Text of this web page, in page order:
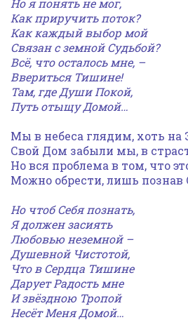
Но я понять не мог,
Как приручить поток?
Как каждый выбор мой
Связан с земной Судьбой?
Всё, что осталось мне, –
Ввериться Тишине!
Там, где Души Покой,
Путь отыщу Домой…
Мы в небеса глядим, хоть
Свой Дом забыли мы, в
Но вся проблема в том, что
Можно обрести, лишь познав
Но чтоб Себя познать,
Я должен засиять
Любовью неземной –
Душевной Чистотой,
Что в Сердца Тишине
Дарует Радость мне
И звёздною Тропой
Несёт Меня Домой…